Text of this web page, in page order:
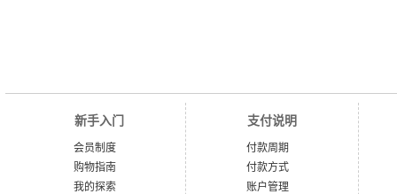
新手入门
会员制度
购物指南
我的探索
支付说明
付款周期
付款方式
账户管理